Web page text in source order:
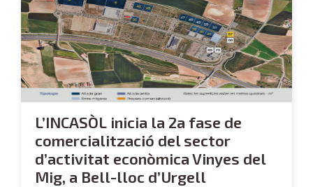
L’INCASÒL inicia la 2a fase de
comercialització del sector
d’activitat econòmica Vinyes del
Mig, a Bell-lloc d’Urgell